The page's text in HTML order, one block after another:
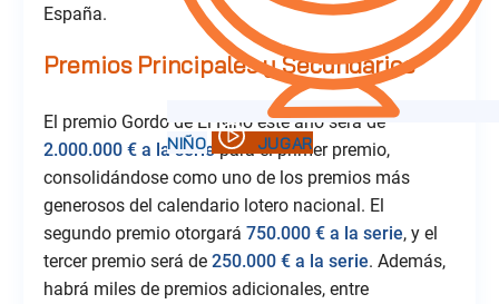
España.
Premios Principales y Secundarios
El premio Gordo de El Niño este año será de
2.000.000 € a la seriepara el primer premio,
consolidándose como uno de los premios más
generosos del calendario lotero nacional. El
segundo premio otorgará 750.000 € a la serie, y el
tercer premio será de 250.000 € a la serie. Además,
habrá miles de premios adicionales, entre